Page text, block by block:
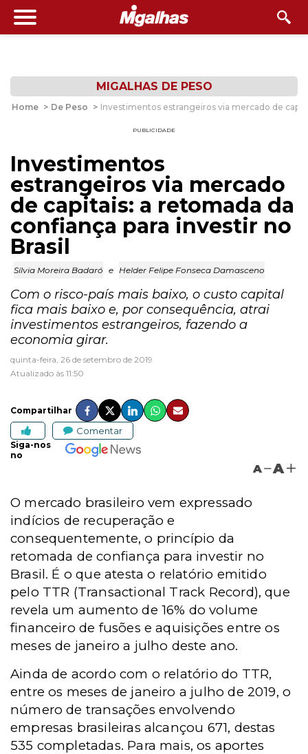
MIGALHAS DE PESO
Home > De Peso > Investimentos estrangeiros via mercado de
PUBLICIDADE
Investimentos
estrangeiros via mercado
de capitais: a retomada da
confiança para investir no
Brasil
Sílvia Moreira Badaró e Helder Felipe Fonseca Damasceno
Com o risco-país mais baixo, o custo capital
fica mais baixo e, por consequência, atrai
investimentos estrangeiros, fazendo a
economia girar.
quinta-feira, 26 de setembro de 2019
Atualizado às 11:50
Compartilhar
Comentar
Siga-nos
no
A A
O mercado brasileiro vem expressado
indícios de recuperação e
consequentemente, o princípio da
retomada de confiança para investir no
Brasil. É o que atesta o relatório emitido
pelo TTR (Transactional Track Record), que
revela um aumento de 16% do volume
financeiro de fusões e aquisições entre os
meses de janeiro a julho deste ano.
Ainda de acordo com o relatório do TTR,
entre os meses de janeiro a julho de 2019, o
número de transações envolvendo
empresas brasileiras alcançou 671, destas
535 completadas. Para mais, os aportes